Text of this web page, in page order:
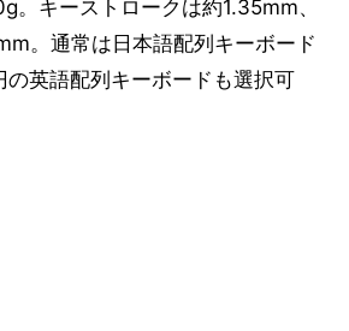
キーストロークは約1.35mm、
。通常は日本語配列キーボード
英語配列キーボードも選択可